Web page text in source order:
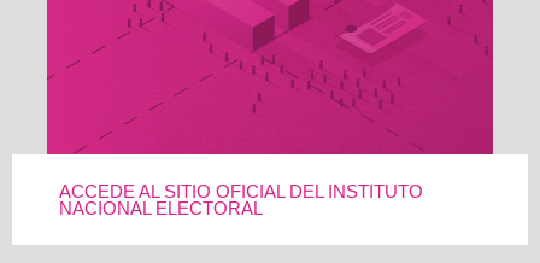
ACCEDE AL SITIO OFICIAL DEL INSTITUTO
NACIONAL ELECTORAL